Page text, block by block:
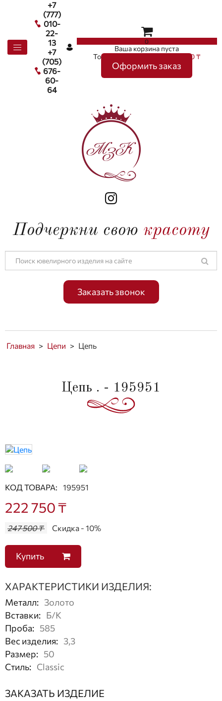
+7
(777)
010-
22-
13
+7
(705)
676-
60-
64
0
Ваша корзина пуста
Товаров в корзине
на сумму0 ₸
Оформить заказ
Подчеркни свою красоту
Заказать звонок
Главная > Цепи > Цепь
Цепь . - 195951
КОД ТОВАРА: 195951
222 750 ₸
247 500 ₸ Скидка - 10%
Купить
ХАРАКТЕРИСТИКИ ИЗДЕЛИЯ:
Металл: Золото
Вставки: Б/К
Проба: 585
Вес изделия: 3,3
Размер: 50
Стиль: Classic
ЗАКАЗАТЬ ИЗДЕЛИЕ